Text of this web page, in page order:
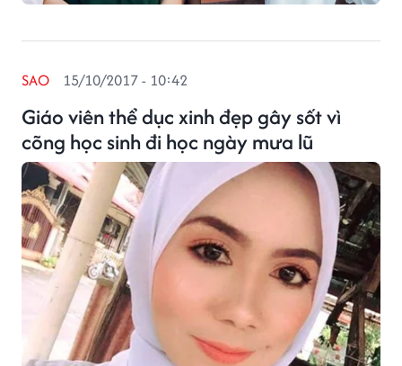
Giáo viên thể dục xinh đẹp gây sốt vì
cõng học sinh đi học ngày mưa lũ
SAO 15/10/2017 - 10:42